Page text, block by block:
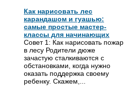
Как нарисовать лес
карандашом и гуашью:
самые простые мастер-
классы для начинающих
Совет 1: Как нарисовать пожар
в лесу Родители дюже
зачастую сталкиваются с
обстановками, когда нужно
оказать поддержка своему
ребенку. Скажем,...